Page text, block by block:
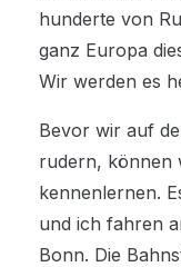
hunderte von
ganz Europa
Wir werden es
Bevor wir auf
rudern, können
kennenlernen.
und ich fahren
Bonn. Die